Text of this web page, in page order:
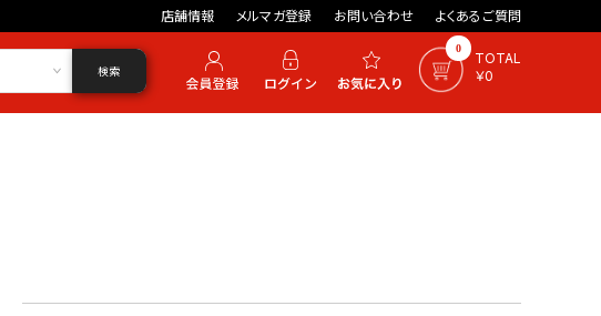
店舗情報 メルマガ登録 お問い合わせ よくあるご質問
0
TOTAL
￥0
検索